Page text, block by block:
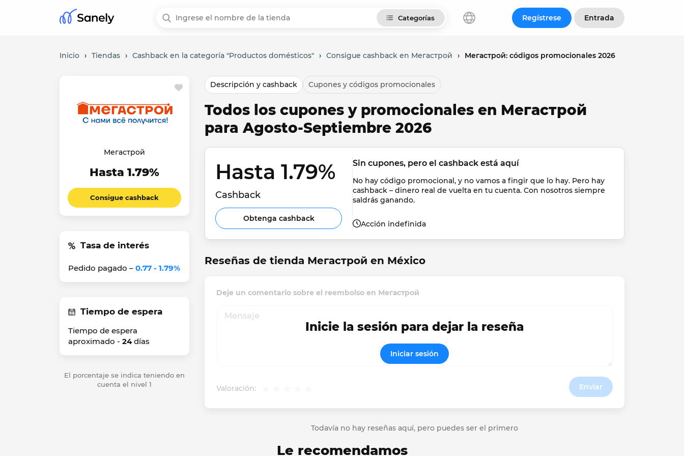
Categorías Regístrese Entrada
Inicio › Tiendas › Cashback en la categoría "Productos domésticos" › Consigue cashback en Мегастрой › Мегастрой: códigos promocionales 2026
Мегастрой
Hasta 1.79%
Consigue cashback
Tasa de interés
Pedido pagado – 0.77 - 1.79%
Tiempo de espera
Tiempo de espera
aproximado - 24días
El porcentaje se indica teniendo en
cuenta el nivel 1
Descripción y cashback Cupones y códigos promocionales
Todos los cupones y promocionales en Мегастрой
para Agosto-Septiembre 2026
Hasta 1.79%
Cashback
Obtenga cashback
Sin cupones, pero el cashback está aquí
No hay código promocional, y no vamos a fingir que lo hay. Pero hay
cashback – dinero real de vuelta en tu cuenta. Con nosotros siempre
saldrás ganando.
Acción indefinida
Reseñas de tienda Мегастрой en México
Deje un comentario sobre el reembolso en Мегастрой
Valoración: Enviar
Inicie la sesión para dejar la reseña
Iniciar sesión
Todavía no hay reseñas aquí, pero puedes ser el primero
Le recomendamos